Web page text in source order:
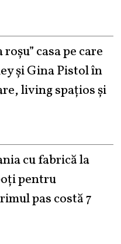
casa pe care
şi Gina Pistol în
living spațios și
cu fabrică la
pentru
pas costă 7